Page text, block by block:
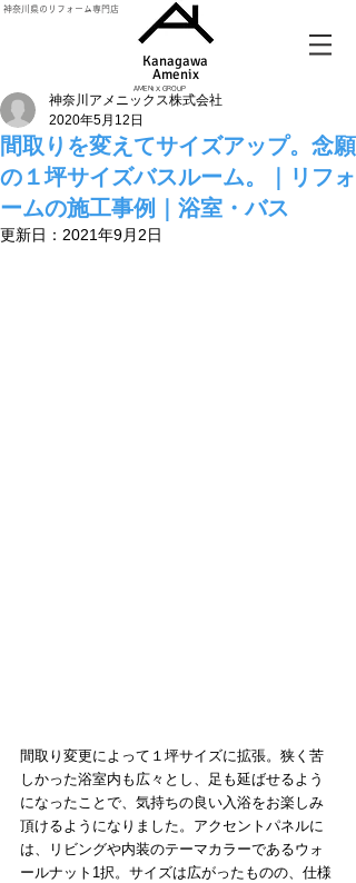
神奈川県のリフォーム専門店
Kanagawa
Amenix​
AMENIX GROUP
間取りを変えてサイズアップ。念願
の１坪サイズバスルーム。｜リフォ
ームの施工事例｜浴室・バス
神奈川アメニックス株式会社
2020年5月12日
更新日： 2021年9月2日
間取り変更によって１坪サイズに拡張。狭く苦
しかった浴室内も広々とし、足も延ばせるよう
になったことで、気持ちの良い入浴をお楽しみ
頂けるようになりました。アクセントパネルに
は、リビングや内装のテーマカラーであるウォ
ールナット1択。サイズは広がったものの、仕様